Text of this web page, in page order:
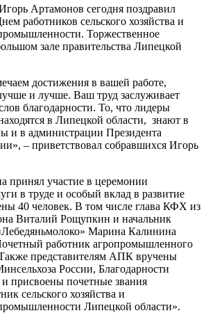
Артамонов сегодня поздравил
работников сельского хозяйства и
Торжественное
зале правительства Липецкой
достижения в вашей работе,
и лучше. Ваш труд заслуживает
благодарности. То, что лидеры
в Липецкой области, знают в
и в администрации Президента
– приветствовал собравшихся Игорь
принял участие в церемонии
в труде и особый вклад в развитие
40 человек. В том числе глава КФХ из
Виталий Рощупкин и начальник
Марина Калинина
работник агропромышленного
представителям АПК вручены
России, Благодарности
присвоены почетные звания
сельского хозяйства и
Липецкой области».